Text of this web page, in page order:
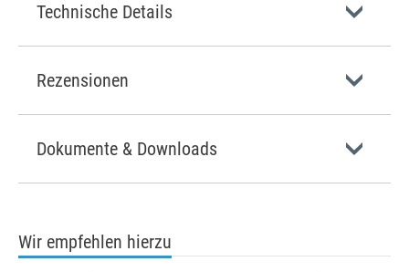
Technische Details
Rezensionen
Dokumente & Downloads
Wir empfehlen hierzu